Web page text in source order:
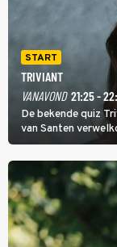
START
TRIVIANT
VANAVOND 21:25 -
De bekende quiz
van Santen
vragen
speler gaat direct